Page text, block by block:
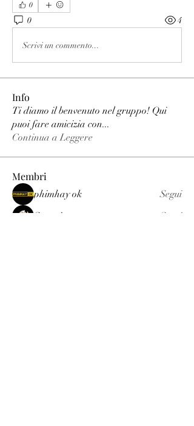
0
0 4
Scrivi un commento...
Info
Ti diamo il benvenuto nel gruppo! Qui
puoi fare amicizia con...
Continua a Leggere
Membri
phimhay ok
Segui
Sun win
Segui